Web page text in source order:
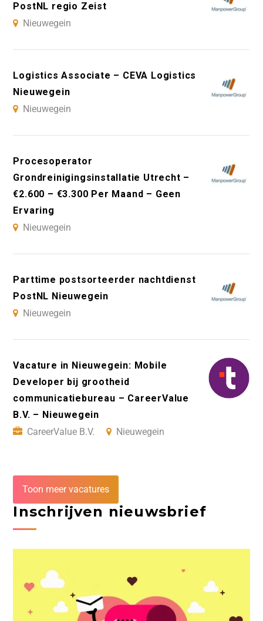
PostNL regio Zeist
Nieuwegein
Logistics Associate – CEVA Logistics
Nieuwegein
Nieuwegein
Procesoperator
Grondreinigingsinstallatie Utrecht –
€2.600 – €3.300 Per Maand – Geen
Ervaring
Nieuwegein
Parttime postsorteerder nachtdienst
PostNL Nieuwegein
Nieuwegein
Vacature in Nieuwegein: Mobile
Developer bij grootheid
communicatiebureau – CareerValue
B.V. – Nieuwegein
CareerValue B.V.
Nieuwegein
Toon meer vacatures
Inschrijven nieuwsbrief